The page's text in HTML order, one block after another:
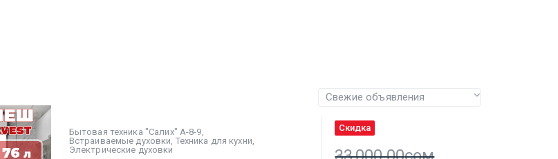
Бытовая техника "Салих" А-8-9,
Встраиваемые духовки, Техника для кухни,
Электрические духовки
Скидка